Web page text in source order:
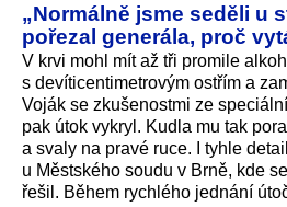
„Normálně jsme seděli u
pořezal generála, proč
V krvi mohl mít až tři promile
s devíticenti­metrovým ostřím a
Voják se zkušenostmi ze
pak útok vykryl. Kudla mu tak
a svaly na pravé ruce. I tyhle
u Městského soudu v Brně, kde
řešil. Během rychlého jednání